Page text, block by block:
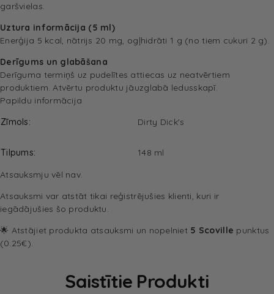
garšvielas.
Uztura informācija (5 ml)
Enerģija 5 kcal, nātrijs 20 mg, ogļhidrāti 1 g (no tiem cukuri 2 g).
Derīgums un glabāšana
Derīguma termiņš uz pudelītes attiecas uz neatvērtiem
produktiem. Atvērtu produktu jāuzglabā ledusskapī.
Papildu informācija
Zīmols
Dirty Dick's
Tilpums
148 ml
Atsauksmju vēl nav.
Atsauksmi var atstāt tikai reģistrējušies klienti, kuri ir
iegādājušies šo produktu.
🌟 Atstājiet produkta atsauksmi un nopelniet 5 Scoville punktus
(0.25€).
Saistītie Produkti